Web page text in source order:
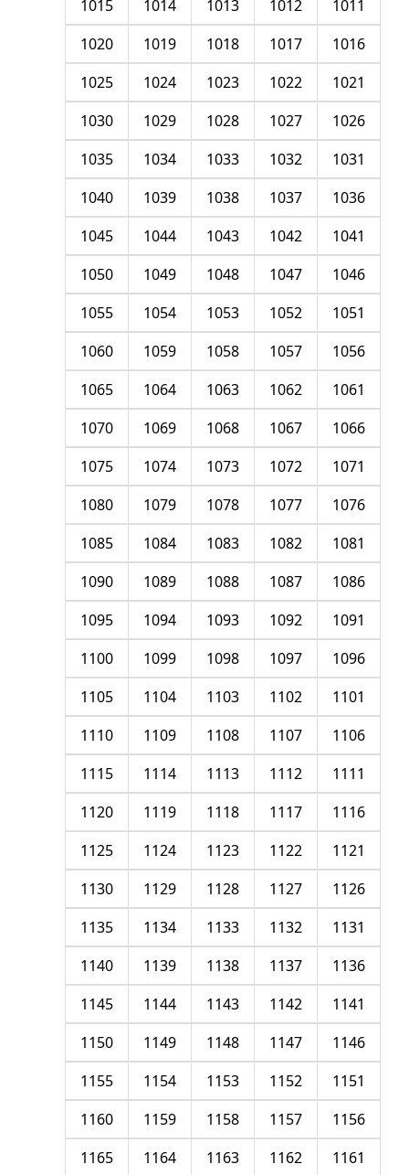
1011
1012
1013
1014
1015
1016
1017
1018
1019
1020
1021
1022
1023
1024
1025
1026
1027
1028
1029
1030
1031
1032
1033
1034
1035
1036
1037
1038
1039
1040
1041
1042
1043
1044
1045
1046
1047
1048
1049
1050
1051
1052
1053
1054
1055
1056
1057
1058
1059
1060
1061
1062
1063
1064
1065
1066
1067
1068
1069
1070
1071
1072
1073
1074
1075
1076
1077
1078
1079
1080
1081
1082
1083
1084
1085
1086
1087
1088
1089
1090
1091
1092
1093
1094
1095
1096
1097
1098
1099
1100
1101
1102
1103
1104
1105
1106
1107
1108
1109
1110
1111
1112
1113
1114
1115
1116
1117
1118
1119
1120
1121
1122
1123
1124
1125
1126
1127
1128
1129
1130
1131
1132
1133
1134
1135
1136
1137
1138
1139
1140
1141
1142
1143
1144
1145
1146
1147
1148
1149
1150
1151
1152
1153
1154
1155
1156
1157
1158
1159
1160
1161
1162
1163
1164
1165